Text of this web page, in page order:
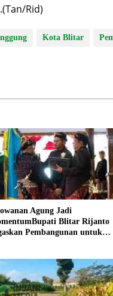
Rid)
Kota Blitar
Agung Jadi
Blitar Rijanto
Pembangunan untuk